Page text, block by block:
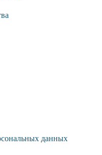
данных